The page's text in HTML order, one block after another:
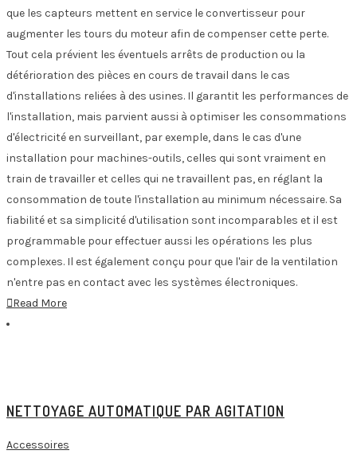
que les capteurs mettent en service le convertisseur pour
augmenter les tours du moteur afin de compenser cette perte.
Tout cela prévient les éventuels arrêts de production ou la
détérioration des pièces en cours de travail dans le cas
d'installations reliées à des usines. Il garantit les performances de
l'installation, mais parvient aussi à optimiser les consommations
d'électricité en surveillant, par exemple, dans le cas d'une
installation pour machines-outils, celles qui sont vraiment en
train de travailler et celles qui ne travaillent pas, en réglant la
consommation de toute l'installation au minimum nécessaire. Sa
fiabilité et sa simplicité d'utilisation sont incomparables et il est
programmable pour effectuer aussi les opérations les plus
complexes. Il est également conçu pour que l'air de la ventilation
n'entre pas en contact avec les systèmes électroniques.
Read More
NETTOYAGE AUTOMATIQUE PAR AGITATION
Accessoires